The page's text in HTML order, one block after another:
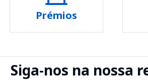
Prémios
Siga-nos na nossa